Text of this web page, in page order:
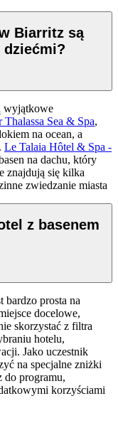
Biarritz są
dziećmi?
wyjątkowe
Sea & Spa,
na ocean, a
Le Talaia Hôtel & Spa -
na dachu, który
znajdują się kilka
zwiedzanie miasta
z basenem
bardzo prosta na
docelowe,
skorzystać z filtra
hotelu,
Jako uczestnik
na specjalne zniżki
do programu,
korzyściami